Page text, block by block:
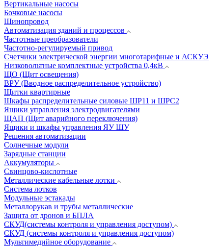
Вертикальные насосы
Бочковые насосы
Шинопровод
Автоматизация зданий и процессов
Частотные преобразователи
Частотно-регулируемый привод
Счетчики электрической энергии многотарифные и АСКУЭ
Низковольтные комплектные устройства 0,4кВ
ЩО (Щит освещения)
ВРУ (Вводное распределительное устройство)
Щитки квартирные
Шкафы распределительные силовые ШР11 и ШРС2
Ящики управления электродвигателями
ЩАП (Щит аварийного переключения)
Ящики и шкафы управления ЯУ ШУ
Решения автоматизации
Солнечные модули
Зарядные станции
Аккумуляторы
Свинцово-кислотные
Металлические кабельные лотки
Система лотков
Модульные эстакады
Металлорукав и трубы металлические
Защита от дронов и БПЛА
СКУД(системы контроля и управления доступом)
СКУД (системы контроля и управления доступом)
Мультимедийное оборудование